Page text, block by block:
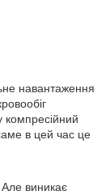
навантаження
в цей час це
виникає